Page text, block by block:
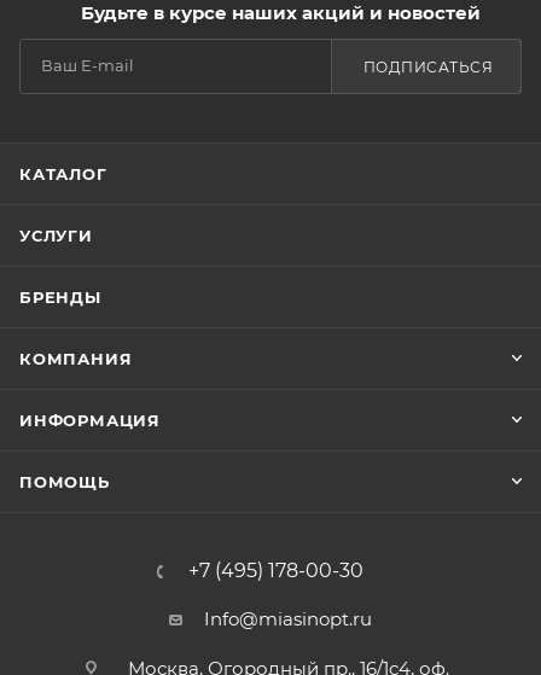
Будьте в курсе наших акций и новостей
ПОДПИСАТЬСЯ
КАТАЛОГ
УСЛУГИ
БРЕНДЫ
КОМПАНИЯ
ИНФОРМАЦИЯ
ПОМОЩЬ
+7 (495) 178-00-30
Info@miasinopt.ru
Москва, Огородный пр., 16/1с4, оф.